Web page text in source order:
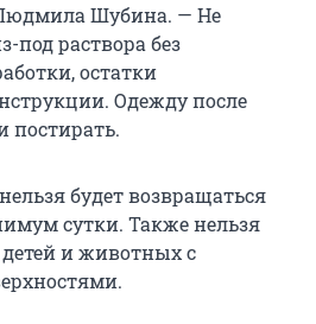
Шубина. — Не
под раствора без
остатки
Одежду после
постирать.
будет возвращаться
сутки. Также нельзя
и животных с